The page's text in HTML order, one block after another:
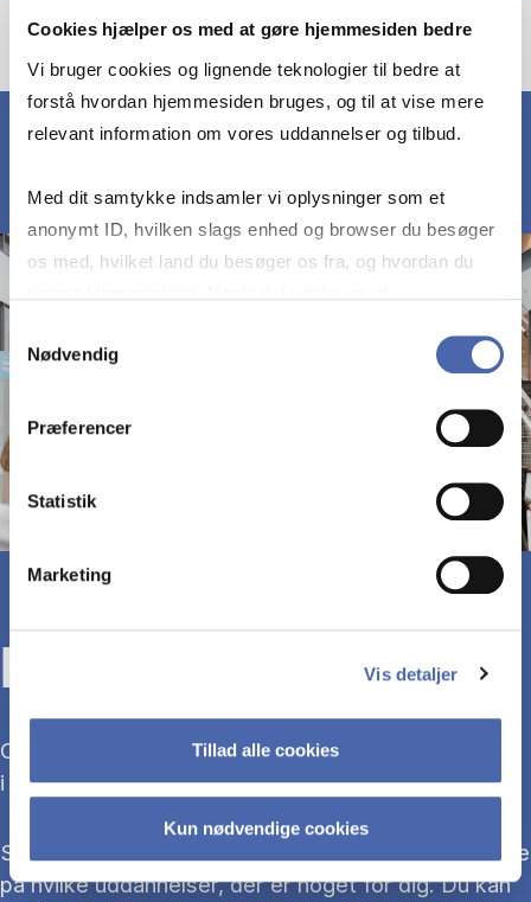
Cookies hjælper os med at gøre hjemmesiden bedre
Vi bruger cookies og lignende teknologier til bedre at
forstå hvordan hjemmesiden bruges, og til at vise mere
relevant information om vores uddannelser og tilbud.
Med dit samtykke indsamler vi oplysninger som et
anonymt ID, hvilken slags enhed og browser du besøger
os med, hvilket land du besøger os fra, og hvordan du
markedsføring. Du bestemmer selv - og kan altid trække
Nødvendig
Præferencer
Statistik
Marketing
Vis detaljer
Tillad alle cookies
Kun nødvendige cookies
KOM TIL ÅBENT HUS
Overvejer du at søge ind på en bacheloruddannelse
i 2027?
Så kom med til Åbent Hus, hvor du kan blive klogere
på hvilke uddannelser, der er noget for dig. Du kan